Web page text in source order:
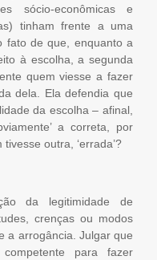
sócio-econômicas e
tinham frente a uma
fato de que, enquanto a
à escolha, a segunda
quem viesse a fazer
dela. Ela defendia que
da escolha – afinal,
a correta, por
outra, ‘errada’?
da legitimidade de
crenças ou modos
a arrogância. Julgar que
para fazer